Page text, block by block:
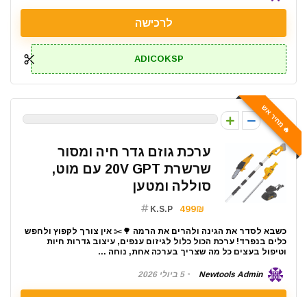
לרכישה
ADICOKSP
🔥 מחיר אש
0
ערכת גוזם גדר חיה ומסור
שרשרת 20V GPT עם מוט,
סוללה ומטען
499₪
K.S.P
כשבא לסדר את הגינה ולהרים את הרמה 🌳✂️ אין צורך לקפוץ ולחפש
כלים בנפרד! ערכת הכול כלול לגיזום ענפים, עיצוב גדרות חיות
וטיפול בעצים כל מה שצריך בערכה אחת, נוחה ...
Newtools Admin 5 ביולי 2026